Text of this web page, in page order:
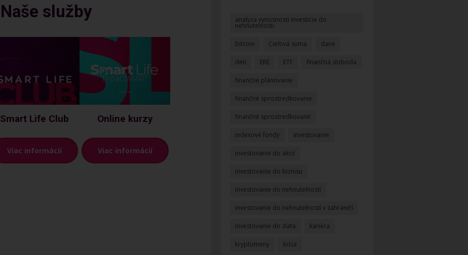
Naše služby
Smart Life Club
Viac informácií
Online kurzy
Viac informácií
analyza vynosnosti investicie do
nehnutelnosti
bitcoin Cieľová suma dane
deti ERE ETF finančná sloboda
finančné plánovanie
finančné sprostredkovanie
finančné sprostredkovanir
indexové fondy investovanie
investovanie do akcií
investovanie do biznisu
investovanie do nehnuteľností
investovanie do nehnuteľností v zahraničí
investovanie do zlata kariéra
kryptomeny kríza